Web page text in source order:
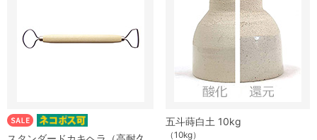
五斗蒔白土 10kg
（10kg）